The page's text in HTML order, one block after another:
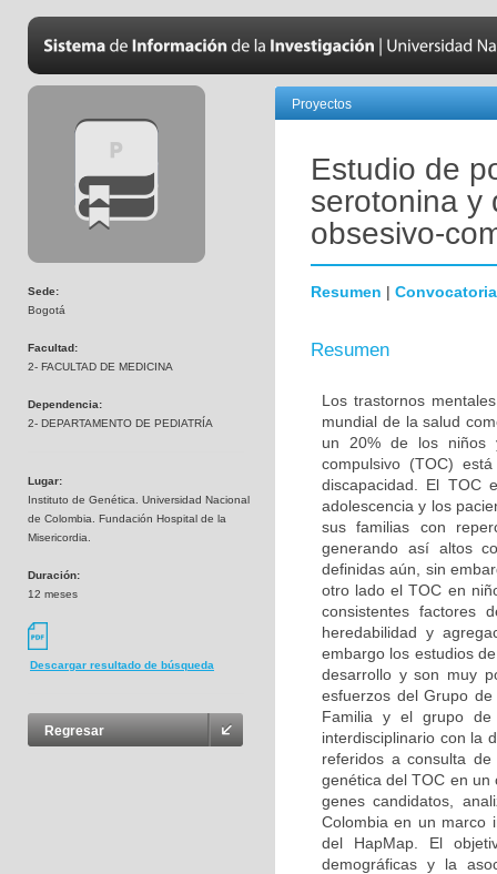
Sede:
Bogotá
Facultad:
2- FACULTAD DE MEDICINA
Dependencia:
2- DEPARTAMENTO DE PEDIATRÍA
Lugar:
Instituto de Genética. Universidad Nacional
de Colombia. Fundación Hospital de la
Misericordia.
Duración:
12 meses
Descargar resultado de búsqueda
Regresar
Proyectos
Estudio de
serotonina y
obsesivo-
Resumen | Convocatoria
Resumen
Los trastornos
mundial de la salud
un 20% de los niños
compulsivo (TOC)
discapacidad. El TOC
adolescencia y los
sus familias con
generando así altos
definidas aún, sin
otro lado el TOC en
consistentes factores
heredabilidad y
embargo los estudios
desarrollo y son muy
esfuerzos del Grupo
Familia y el grupo de
interdisciplinario con la
referidos a consulta
genética del TOC en un
genes candidatos,
Colombia en un marco
del HapMap. El
demográficas y la